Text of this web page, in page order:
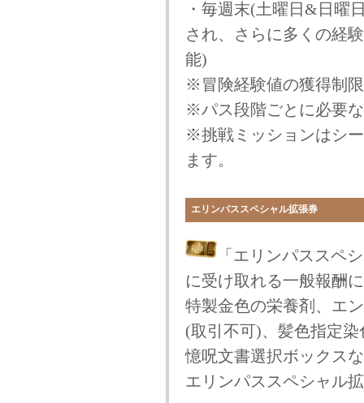
・毎週末(土曜日&日曜
され、さらに多くの経
能)
※冒険経験値の獲得制
※パス段階ごとに必要
※挑戦ミッションはシ
ます。
エリンパススペシャル拡張券
「エリンパススペ
に受け取れる一般報酬
特製金色の栄養剤、エ
(取引不可)、髪色指定
憶呪文書選択ボックス
エリンパススペシャル